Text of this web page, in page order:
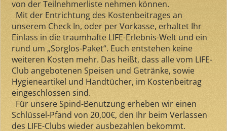
von der Teilnehmerliste nehmen können.
Mit der Entrichtung des Kostenbeitrages an
unserem Check In, oder per Vorkasse, erhaltet Ihr
Einlass in die traumhafte LIFE-Erlebnis-Welt und ein
rund um „Sorglos-Paket“. Euch entstehen keine
weiteren Kosten mehr. Das heißt, dass alle vom LIFE-
Club angebotenen Speisen und Getränke, sowie
Hygieneartikel und Handtücher, im Kostenbeitrag
eingeschlossen sind.
Für unsere Spind-Benutzung erheben wir einen
Schlüssel-Pfand von 20,00€, den Ihr beim Verlassen
des LIFE-Clubs wieder ausbezahlen bekommt.